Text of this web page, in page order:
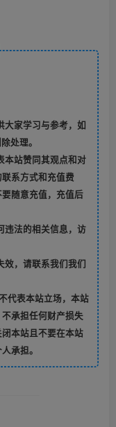
大家学习与参考，如
处理。
本站赞同其观点和对
系方式和充值费
随意充值，充值后
违法的相关信息，访
效，请联系我们我们
代表本站立场，本站
承担任何财产损失
本站且不要在本站
承担。